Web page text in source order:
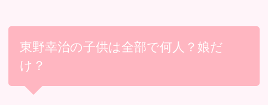
東野幸治の子供は全部で何人？娘だ
け？